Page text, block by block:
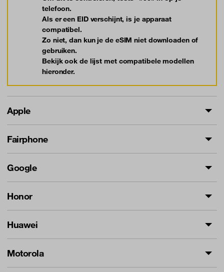
telefoon.
Als er een EID verschijnt, is je apparaat
compatibel.
Zo niet, dan kun je de eSIM niet downloaden of
gebruiken.
Bekijk ook de lijst met compatibele modellen
hieronder.
Apple
Fairphone
Google
Honor
Huawei
Motorola